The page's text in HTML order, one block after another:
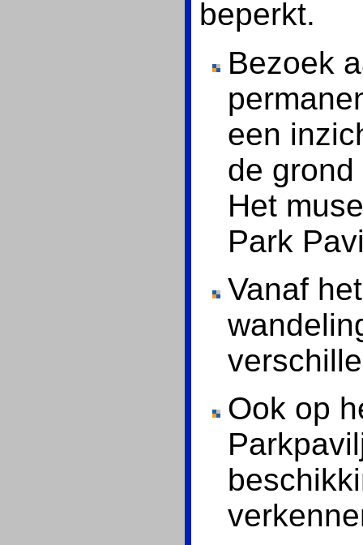
beperkt.
Bezoek
een
de
Het
Park
Vanaf
Ook op